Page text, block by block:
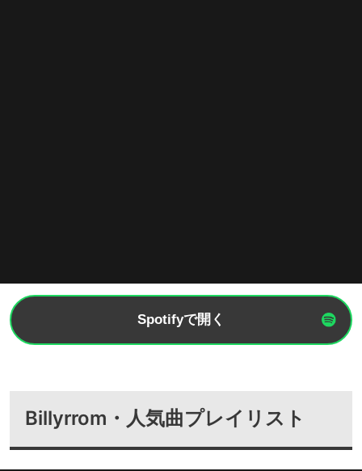
Spotifyで開く
Billyrrom・人気曲プレイリスト